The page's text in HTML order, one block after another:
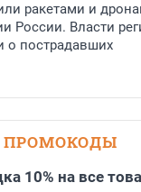
ракетами и
России. Власти
о пострадавших
ПРОМОКОДЫ
10% на все